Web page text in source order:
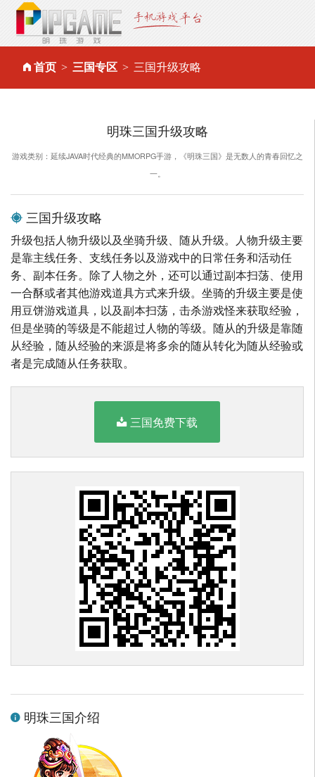
首页 三国专区 三国升级攻略
明珠三国升级攻略
游戏类别：延续JAVA时代经典的MMORPG手游，《明珠三国》是无数人的青春回忆之
一。
三国升级攻略
升级包括人物升级以及坐骑升级、随从升级。人物升级主要
是靠主线任务、支线任务以及游戏中的日常任务和活动任
务、副本任务。除了人物之外，还可以通过副本扫荡、使用
一合酥或者其他游戏道具方式来升级。坐骑的升级主要是使
用豆饼游戏道具，以及副本扫荡，击杀游戏怪来获取经验，
但是坐骑的等级是不能超过人物的等级。随从的升级是靠随
从经验，随从经验的来源是将多余的随从转化为随从经验或
者是完成随从任务获取。
三国免费下载
明珠三国介绍